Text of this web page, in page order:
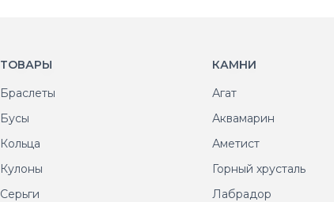
ТОВАРЫ
Браслеты
Бусы
Кольца
Кулоны
Серьги
КАМНИ
Агат
Аквамарин
Аметист
Горный хрусталь
Лабрадор